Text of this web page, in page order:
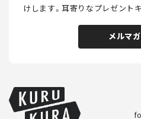
けします。耳寄りなプレゼント
メルマ